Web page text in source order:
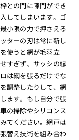
との間に隙間ができ
してしまいます。ゴ
小限の力で押さえる
ターの刃は常に新し
使うと網が毛羽立
すぎず、サッシの縁
は網を張るだけでな
調整したりして、網
ます。もし自分で張
の掃除やシリコンス
てください。網戸は
替え技術を組み合わ